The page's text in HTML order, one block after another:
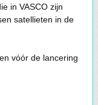
in VASCO zijn
satellieten in de
vóór de lancering